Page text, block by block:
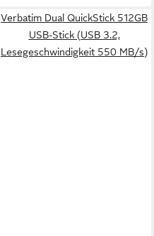
Verbatim Dual QuickStick 512GB
USB-Stick (USB 3.2,
Lesegeschwindigkeit 550 MB/s)